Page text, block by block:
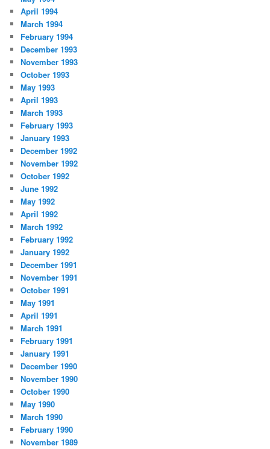
April 1994
March 1994
February 1994
December 1993
November 1993
October 1993
May 1993
April 1993
March 1993
February 1993
January 1993
December 1992
November 1992
October 1992
June 1992
May 1992
April 1992
March 1992
February 1992
January 1992
December 1991
November 1991
October 1991
May 1991
April 1991
March 1991
February 1991
January 1991
December 1990
November 1990
October 1990
May 1990
March 1990
February 1990
November 1989